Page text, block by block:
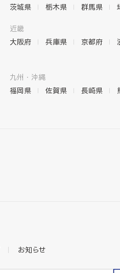
茨城県
栃木県 群馬県
近畿
大阪府
兵庫県 京都府
九州・沖縄
福岡県
佐賀県 長崎県
お知らせ